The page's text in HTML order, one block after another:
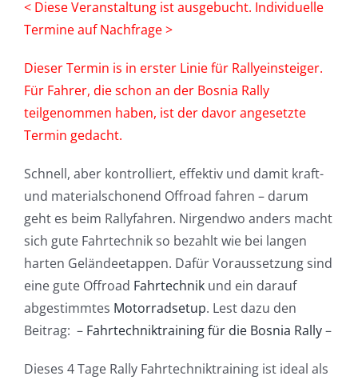
< Diese Veranstaltung ist ausgebucht. Individuelle
Termine auf Nachfrage >
Dieser Termin is in erster Linie für Rallyeinsteiger.
Für Fahrer, die schon an der Bosnia Rally
teilgenommen haben, ist der davor angesetzte
Termin gedacht.
Schnell, aber kontrolliert, effektiv und damit kraft-
und materialschonend Offroad fahren – darum
geht es beim Rallyfahren. Nirgendwo anders macht
sich gute Fahrtechnik so bezahlt wie bei langen
harten Geländeetappen. Dafür Voraussetzung sind
eine gute Offroad Fahrtechnik und ein darauf
abgestimmtes Motorradsetup. Lest dazu den
Beitrag: – Fahrtechniktraining für die Bosnia Rally–
Dieses 4 Tage Rally Fahrtechniktraining ist ideal als